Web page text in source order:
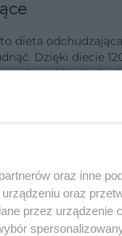
dieta
Dzięki diecie
zgubić zbędne
oraz inne
oraz
przez urządzenie